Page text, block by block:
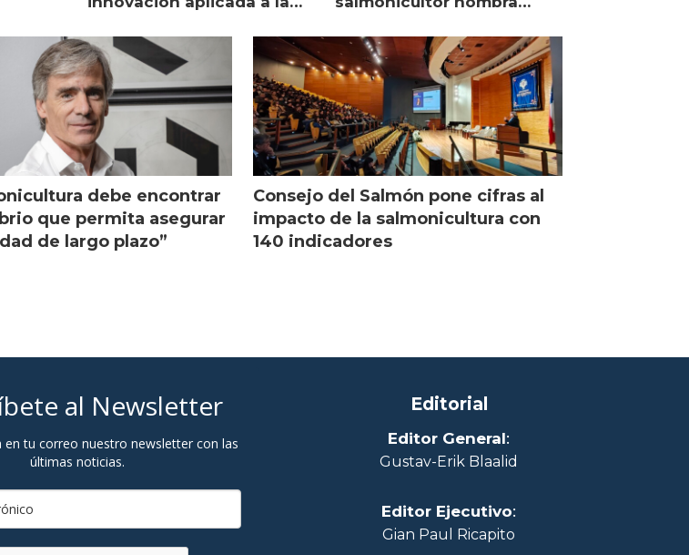
debe encontrar
que permita asegurar
de largo plazo”
Consejo del Salmón pone cifras al
impacto de la salmonicultura con
140 indicadores
al Newsletter
en tu correo nuestro newsletter con las
últimas noticias.
Editorial
Editor General:
Gustav-Erik Blaalid
Editor Ejecutivo:
Gian Paul Ricapito